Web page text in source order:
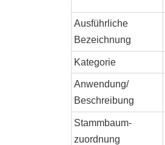
Ausführliche
Bezeichnung
Kategorie
Anwendung/
Beschreibung
Stammbaum-
zuordnung